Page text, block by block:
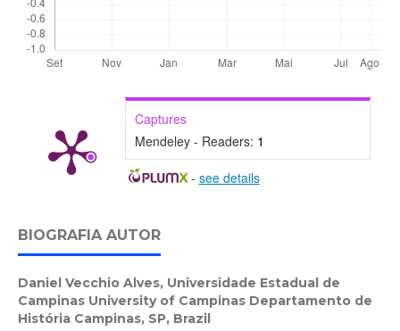
Captures
Mendeley - Readers: 1
- see details
BIOGRAFIA AUTOR
Daniel Vecchio Alves, Universidade Estadual de
Campinas University of Campinas Departamento de
História Campinas, SP, Brazil